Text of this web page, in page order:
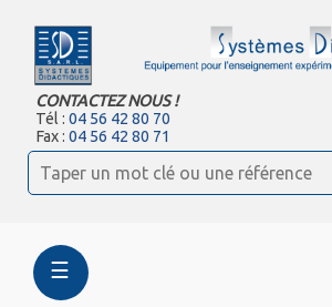
CONTACTEZ NOUS !
Tél :04 56 42 80 70
Fax :04 56 42 80 71
☰